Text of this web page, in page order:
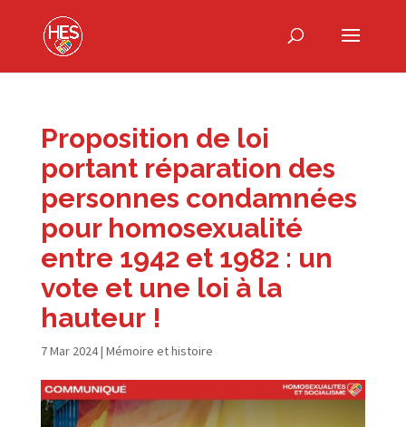
Proposition de loi
portant réparation des
personnes condamnées
pour homosexualité
entre 1942 et 1982 : un
vote et une loi à la
hauteur !
7 Mar 2024| Mémoire et histoire